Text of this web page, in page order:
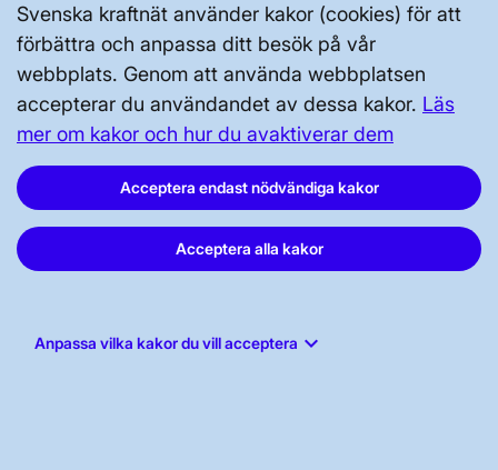
Svenska kraftnät använder kakor (cookies) för att
förbättra och anpassa ditt besök på vår
webbplats. Genom att använda webbplatsen
accepterar du användandet av dessa kakor. Läs
mer om kakor och hur du avaktiverar dem
Acceptera endast nödvändiga kakor
Acceptera alla kakor
Anpassa vilka kakor du vill acceptera keyboard_arrow_down
Svenska kraftnät, Box 1200, 172 24
Sundbyberg
Tel: 010-475 80 00
E-post:registrator@svk.se
Org.nr: 202100-4284
LinkedIn